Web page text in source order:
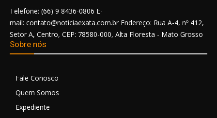
Telefone: (66) 9 8436-0806 E-
mail: contato@noticiaexata.com.br Endereço: Rua A-4, nº 412,
Setor A, Centro, CEP: 78580-000, Alta Floresta - Mato Grosso
Sobre nós
Fale Conosco
Quem Somos
Expediente